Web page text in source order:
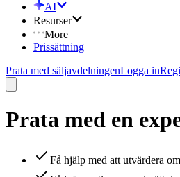
AI
Resurser
More
Prissättning
Prata med säljavdelningenLogga in
Prata med en
Få hjälp med att utvärdera